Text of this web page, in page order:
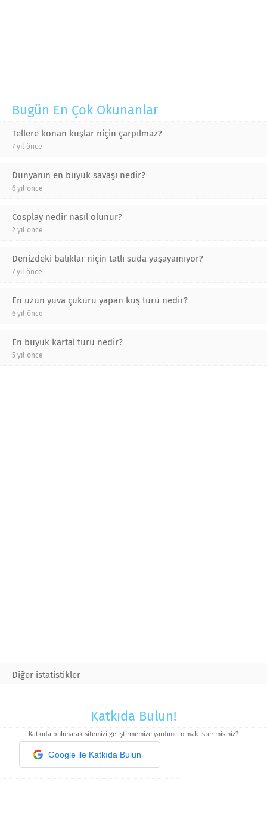
Bugün En Çok Okunanlar
Tellere konan kuşlar niçin çarpılmaz?
7 yıl önce
Dünyanın en büyük savaşı nedir?
6 yıl önce
Cosplay nedir nasıl olunur?
2 yıl önce
Denizdeki balıklar niçin tatlı suda yaşayamıyor?
7 yıl önce
En uzun yuva çukuru yapan kuş türü nedir?
6 yıl önce
En büyük kartal türü nedir?
5 yıl önce
Diğer istatistikler
Katkıda Bulun!
Katkıda bulunarak sitemizi geliştirmemize yardımcı olmak ister misiniz?
Google ile Katkıda Bulun